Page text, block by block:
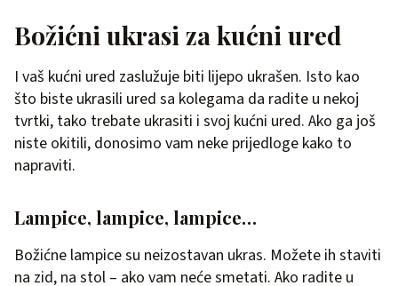
Božićni ukrasi za kućni ured
I vaš kućni ured zaslužuje biti lijepo ukrašen. Isto kao
što biste ukrasili ured sa kolegama da radite u nekoj
tvrtki, tako trebate ukrasiti i svoj kućni ured. Ako ga još
niste okitili, donosimo vam neke prijedloge kako to
napraviti.
Lampice, lampice, lampice…
Božićne lampice su neizostavan ukras. Možete ih staviti
na zid, na stol – ako vam neće smetati. Ako radite u